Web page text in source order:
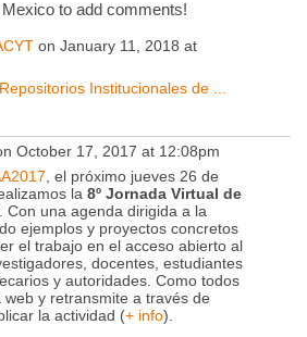
to add comments!
on January 11, 2018 at
Institucionales de ...
October 17, 2017 at 12:08pm
, el próximo jueves 26 de
la 8º Jornada Virtual de
. Con una agenda dirigida a la
ejemplos y proyectos concretos
el trabajo en el acceso abierto al
docentes, estudiantes
y autoridades. Como todos
y retransmite a través de
la actividad (+ info).